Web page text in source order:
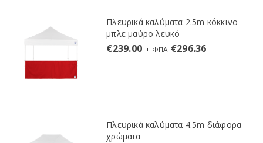
Πλευρικά καλύματα 2.5m κόκκινο
μπλε μαύρο λευκό
€239.00 + ΦΠΑ €296.36
Πλευρικά καλύματα 4.5m διάφορα
χρώματα